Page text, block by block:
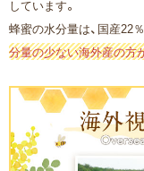
しています。
蜂蜜の水分量は、国産22
分量の少ない海外産の方